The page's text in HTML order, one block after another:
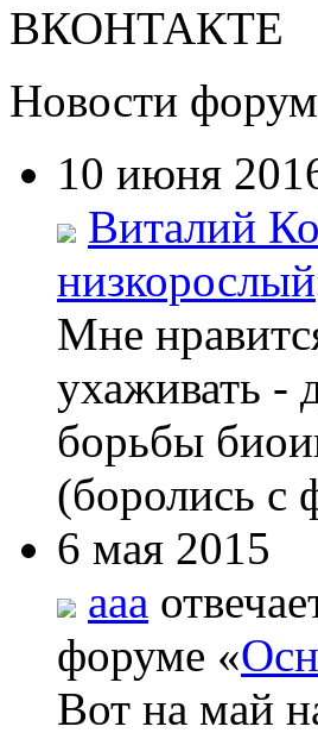
ВКОНТАКТЕ
Новости
10 июня
Виталий
низкорослый
Мне
ухаживать -
борьбы
(боролись с
6 мая 2015
aaa
форуме «
Вот на